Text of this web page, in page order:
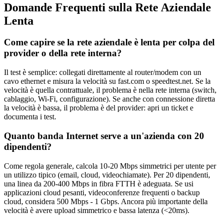
Domande Frequenti sulla Rete Aziendale
Lenta
Come capire se la rete aziendale è lenta per colpa del
provider o della rete interna?
Il test è semplice: collegati direttamente al router/modem con un
cavo ethernet e misura la velocità su fast.com o speedtest.net. Se la
velocità è quella contrattuale, il problema è nella rete interna (switch,
cablaggio, Wi-Fi, configurazione). Se anche con connessione diretta
la velocità è bassa, il problema è del provider: apri un ticket e
documenta i test.
Quanto banda Internet serve a un'azienda con 20
dipendenti?
Come regola generale, calcola 10-20 Mbps simmetrici per utente per
un utilizzo tipico (email, cloud, videochiamate). Per 20 dipendenti,
una linea da 200-400 Mbps in fibra FTTH è adeguata. Se usi
applicazioni cloud pesanti, videoconferenze frequenti o backup
cloud, considera 500 Mbps - 1 Gbps. Ancora più importante della
velocità è avere upload simmetrico e bassa latenza (<20ms).